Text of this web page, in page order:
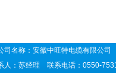
司名称：安徽中旺特电缆有限公
人：苏经理 联系电话：0550-